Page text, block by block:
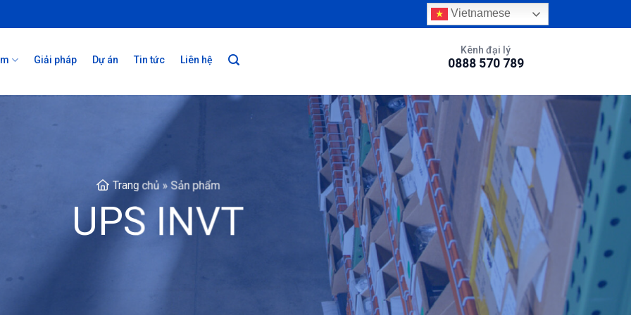
Vietnamese
Giải pháp Dự án Tin tức Liên hệ
Kênh đại lý
0888 570 789
Trang chủ » Sản phẩm
UPS INVT